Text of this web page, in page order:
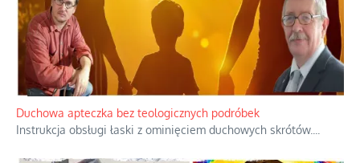
Niezwykły scenariusz bez państwowej dotacji
Reżyser Jerzy Zalewski przedstawia kulisy powstawania swoich
dokumentów, wyzwania związane z ich finansowaniem oraz
nieznane fakty dotyczące biografii...